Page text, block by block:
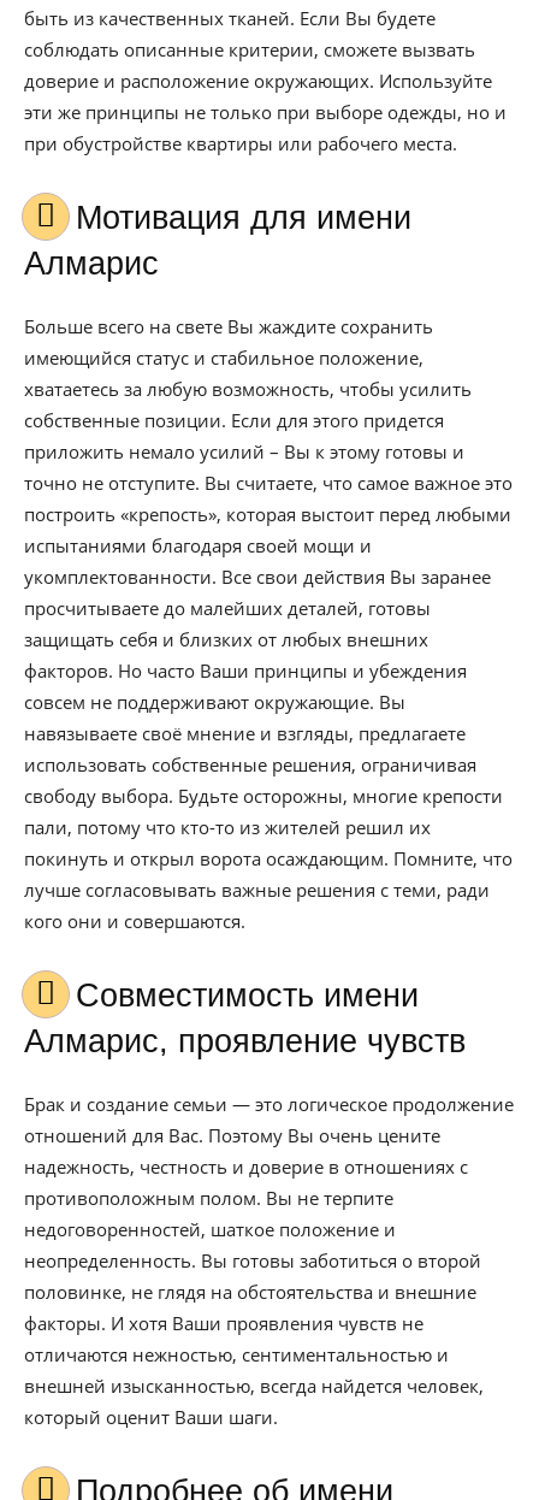
быть из качественных тканей. Если Вы будете
соблюдать описанные критерии, сможете вызвать
доверие и расположение окружающих. Используйте
эти же принципы не только при выборе одежды, но и
при обустройстве квартиры или рабочего места.
Мотивация для имени
Алмарис
Больше всего на свете Вы жаждите сохранить
имеющийся статус и стабильное положение,
хватаетесь за любую возможность, чтобы усилить
собственные позиции. Если для этого придется
приложить немало усилий – Вы к этому готовы и
точно не отступите. Вы считаете, что самое важное это
построить «крепость», которая выстоит перед любыми
испытаниями благодаря своей мощи и
укомплектованности. Все свои действия Вы заранее
просчитываете до малейших деталей, готовы
защищать себя и близких от любых внешних
факторов. Но часто Ваши принципы и убеждения
совсем не поддерживают окружающие. Вы
навязываете своё мнение и взгляды, предлагаете
использовать собственные решения, ограничивая
свободу выбора. Будьте осторожны, многие крепости
пали, потому что кто-то из жителей решил их
покинуть и открыл ворота осаждающим. Помните, что
лучше согласовывать важные решения с теми, ради
кого они и совершаются.
Совместимость имени
Алмарис, проявление чувств
Брак и создание семьи — это логическое продолжение
отношений для Вас. Поэтому Вы очень цените
надежность, честность и доверие в отношениях с
противоположным полом. Вы не терпите
недоговоренностей, шаткое положение и
неопределенность. Вы готовы заботиться о второй
половинке, не глядя на обстоятельства и внешние
факторы. И хотя Ваши проявления чувств не
отличаются нежностью, сентиментальностью и
внешней изысканностью, всегда найдется человек,
который оценит Ваши шаги.
Подробнее об имени